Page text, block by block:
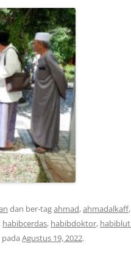
dan ber-tagahmad,ahmadalkaff,
habibcerdas, habibdoktor,
pada Agustus 19, 2022.